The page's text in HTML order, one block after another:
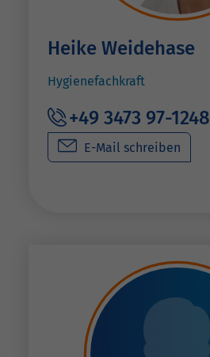
Heike Weidehase
Hygienefachkraft
+49 3473 97-1248
E-Mail schreiben